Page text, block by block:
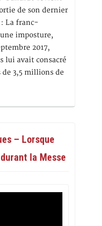
de son dernier
La franc-
imposture,
2017,
lui avait consacré
3,5 millions de
– Lorsque
la Messe